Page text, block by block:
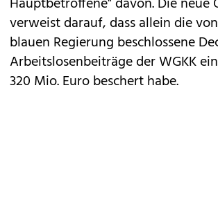
verweist darauf, dass allein die
blauen Regierung beschlossene
Arbeitslosenbeiträge der WGKK
320 Mio. Euro beschert habe.